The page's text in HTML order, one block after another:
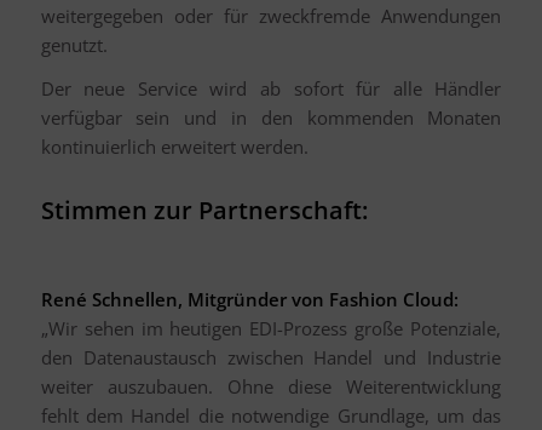
weitergegeben oder für zweckfremde Anwendungen
genutzt.
Der neue Service wird ab sofort für alle Händler
verfügbar sein und in den kommenden Monaten
kontinuierlich erweitert werden.
Stimmen zur Partnerschaft:
René Schnellen, Mitgründer von Fashion Cloud:
„Wir sehen im heutigen EDI-Prozess große Potenziale,
den Datenaustausch zwischen Handel und Industrie
weiter auszubauen. Ohne diese Weiterentwicklung
fehlt dem Handel die notwendige Grundlage, um das